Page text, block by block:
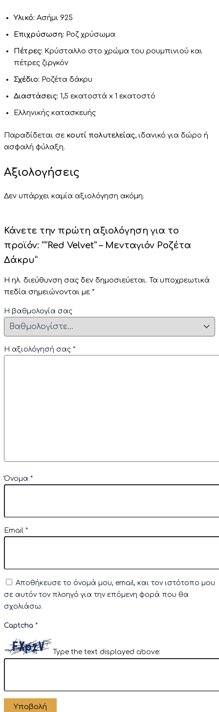
Υλικό: Ασήμι 925
Επιχρύσωση: Ροζ χρύσωμα
Πέτρες: Κρύσταλλο στο χρώμα του ρουμπινιού και
πέτρες ζιργκόν
Σχέδιο: Ροζέτα δάκρυ
Διαστάσεις: 1,5 εκατοστά x 1 εκατοστό
Ελληνικής κατασκευής
Παραδίδεται σε κουτί πολυτελείας, ιδανικό για δώρο ή
ασφαλή φύλαξη.
Αξιολογήσεις
Δεν υπάρχει καμία αξιολόγηση ακόμη.
Κάνετε την πρώτη αξιολόγηση για το
προϊόν: ““Red Velvet” – Μενταγιόν Ροζέτα
Δάκρυ”
Η ηλ. διεύθυνση σας δεν δημοσιεύεται. Τα υποχρεωτικά
πεδία σημειώνονται με *
Η βαθμολογία σας
Η αξιολόγησή σας *
Όνομα *
Email *
Αποθήκευσε το όνομά μου, email, και τον ιστότοπο μου
σε αυτόν τον πλοηγό για την επόμενη φορά που θα
σχολιάσω.
Captcha *
Type the text displayed above: